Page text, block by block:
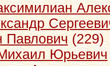
Павлович (229)
Юрьевич